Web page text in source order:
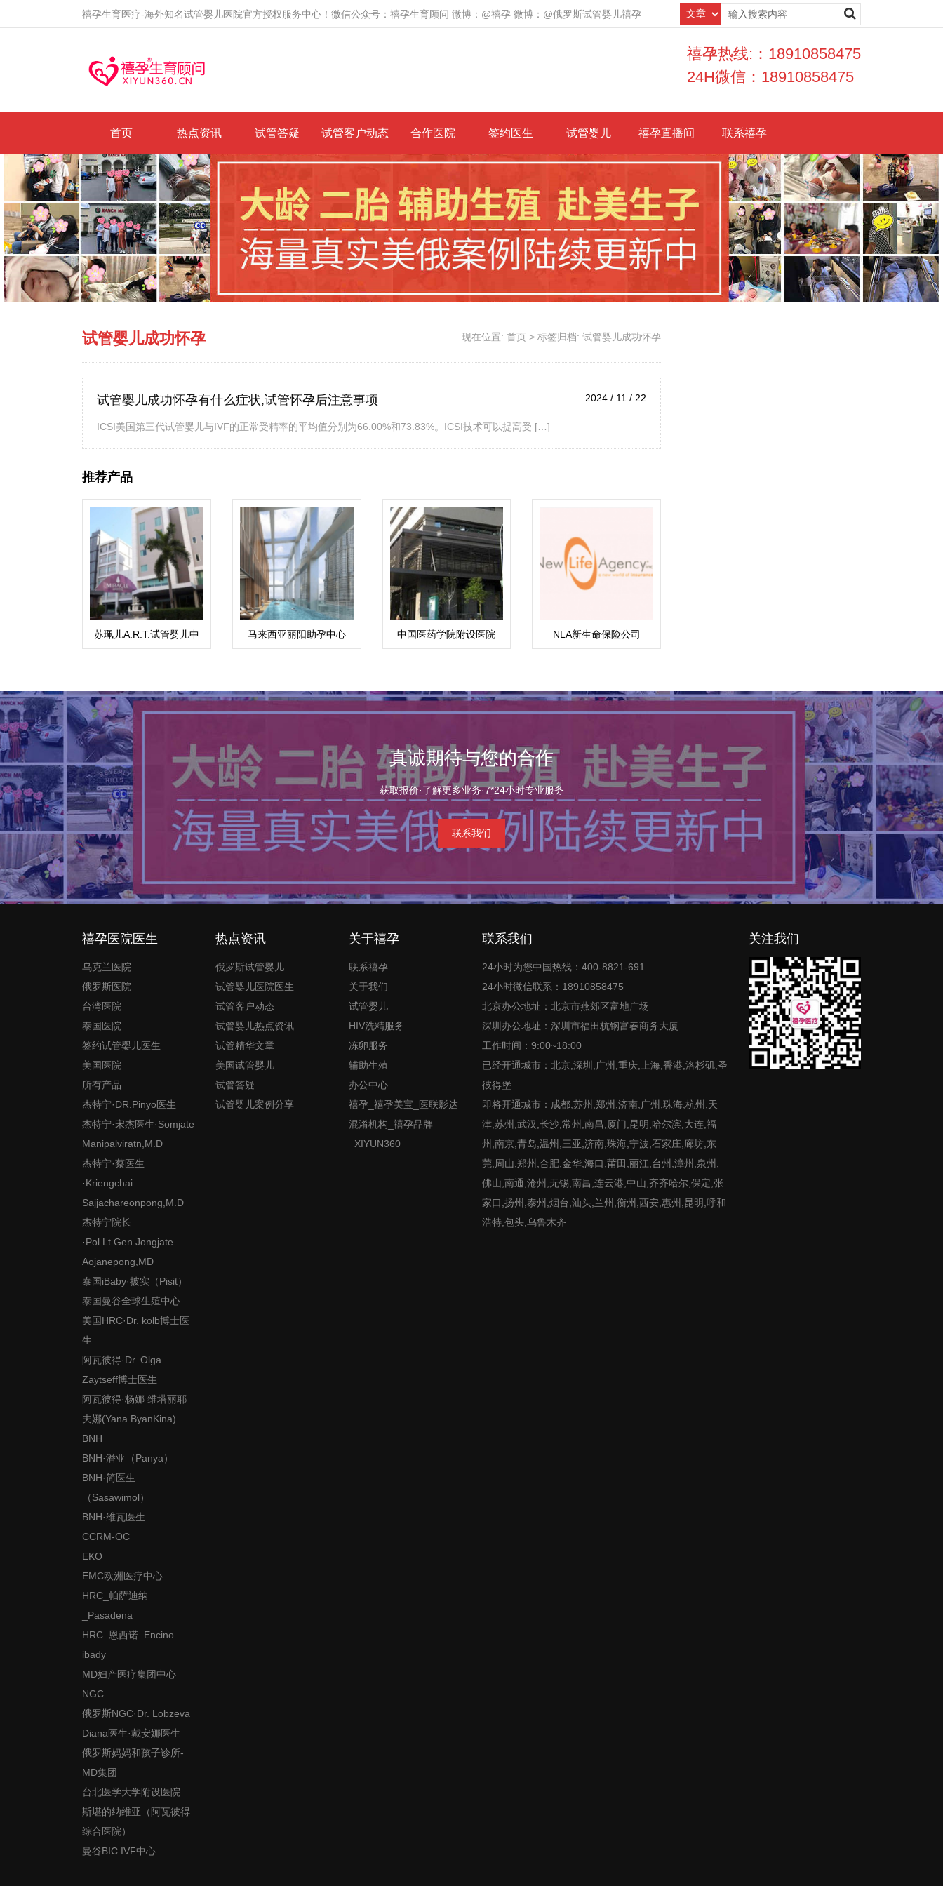
禧孕生育医疗-海外知名试管婴儿医院官方授权服务中心！微信公众号：禧孕生育顾问 微博：@禧孕 微博：@俄罗斯试管婴儿禧孕
禧孕热线:：18910858475
24H微信：18910858475
首页 热点资讯 试管答疑 试管客户动态 合作医院 签约医生 试管婴儿 禧孕直播间 联系禧孕
试管婴儿成功怀孕 现在位置: 首页 > 标签归档: 试管婴儿成功怀孕
试管婴儿成功怀孕有什么症状,试管怀孕后注意事项 2024 / 11 / 22
ICSI美国第三代试管婴儿与IVF的正常受精率的平均值分别为66.00%和73.83%。ICSI技术可以提高受 […]
推荐产品
苏珮儿A.R.T.试管婴儿中
心
马来西亚丽阳助孕中心 中国医药学院附设医院 NLA新生命保险公司
真诚期待与您的合作
获取报价·了解更多业务·7*24小时专业服务
联系我们
禧孕医院医生
乌克兰医院
俄罗斯医院
台湾医院
泰国医院
签约试管婴儿医生
美国医院
所有产品
杰特宁·DR.Pinyo医生
杰特宁·宋杰医生·Somjate
Manipalviratn,M.D
杰特宁·蔡医生
·Kriengchai
Sajjachareonpong,M.D
杰特宁院长
·Pol.Lt.Gen.Jongjate
Aojanepong,MD
泰国iBaby·披实（Pisit）
泰国曼谷全球生殖中心
美国HRC·Dr. kolb博士医
生
阿瓦彼得·Dr. Olga
Zaytseff博士医生
阿瓦彼得·杨娜 维塔丽耶
夫娜(Yana ByanKina)
BNH
BNH·潘亚（Panya）
BNH·简医生
（Sasawimol）
BNH·维瓦医生
CCRM-OC
EKO
EMC欧洲医疗中心
HRC_帕萨迪纳
_Pasadena
HRC_恩西诺_Encino
ibady
MD妇产医疗集团中心
NGC
俄罗斯NGC·Dr. Lobzeva
Diana医生·戴安娜医生
俄罗斯妈妈和孩子诊所-
MD集团
台北医学大学附设医院
斯堪的纳维亚（阿瓦彼得
综合医院）
曼谷BIC IVF中心
热点资讯
俄罗斯试管婴儿
试管婴儿医院医生
试管客户动态
试管婴儿热点资讯
试管精华文章
美国试管婴儿
试管答疑
试管婴儿案例分享
关于禧孕
联系禧孕
关于我们
试管婴儿
HIV洗精服务
冻卵服务
辅助生殖
办公中心
禧孕_禧孕美宝_医联影达
混淆机构_禧孕品牌
_XIYUN360
联系我们
24小时为您中国热线：400-8821-691
24小时微信联系：18910858475
北京办公地址：北京市燕郊区富地广场
深圳办公地址：深圳市福田杭钢富春商务大厦
工作时间：9:00~18:00
已经开通城市：北京,深圳,广州,重庆,上海,香港,洛杉矶,圣
彼得堡
即将开通城市：成都,苏州,郑州,济南,广州,珠海,杭州,天
津,苏州,武汉,长沙,常州,南昌,厦门,昆明,哈尔滨,大连,福
州,南京,青岛,温州,三亚,济南,珠海,宁波,石家庄,廊坊,东
莞,周山,郑州,合肥,金华,海口,莆田,丽江,台州,漳州,泉州,
佛山,南通,沧州,无锡,南昌,连云港,中山,齐齐哈尔,保定,张
家口,扬州,泰州,烟台,汕头,兰州,衡州,西安,惠州,昆明,呼和
浩特,包头,乌鲁木齐
关注我们